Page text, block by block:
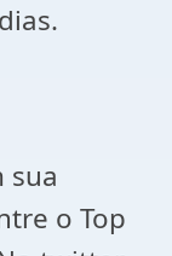
sua
o Top